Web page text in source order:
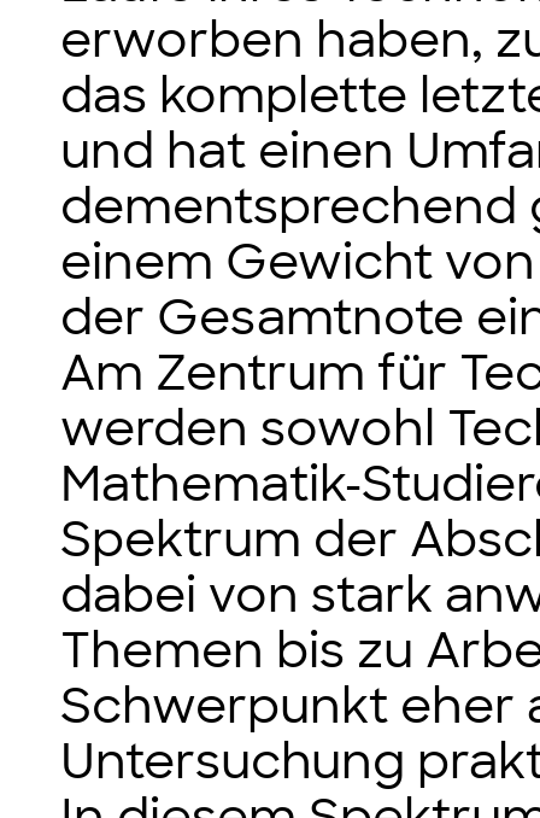
erworben haben,
das komplette
und hat einen
dementsprechend
einem Gewicht
der Gesamtnote
Am Zentrum für
werden sowohl
Mathematik-
Spektrum der
dabei von stark
Themen bis zu
Schwerpunkt eher
Untersuchung